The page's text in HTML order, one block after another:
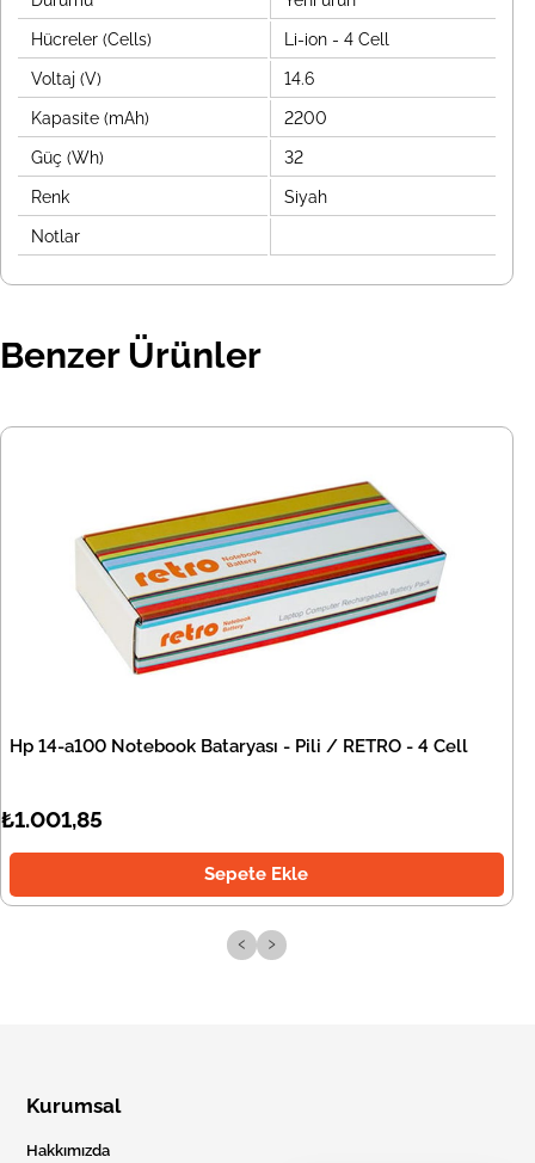
Hücreler (Cells) Li-ion - 4 Cell
Voltaj (V) 14.6
Kapasite (mAh) 2200
Güç (Wh) 32
Renk Siyah
Notlar
Benzer Ürünler
Hp 14-a100 Notebook Bataryası - Pili / RETRO - 4 Cell
₺1.001,85
Sepete Ekle
‹ ›
Kurumsal
Hakkımızda